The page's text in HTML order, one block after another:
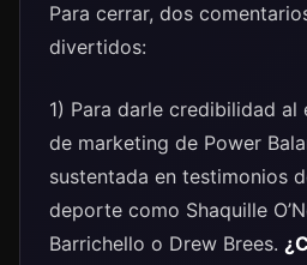
Para cerrar, dos
divertidos:
1) Para darle credibilidad al
de marketing de Power
sustentada en testimonios
deporte como Shaquille
Barrichello o Drew Brees.